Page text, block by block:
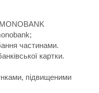
частинами.
картки.
підвищеними